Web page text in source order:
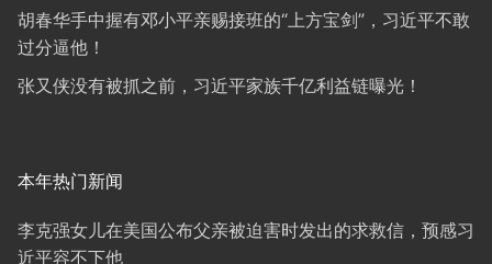
胡春华手中握有邓小平亲赐接班的“上方宝剑”，习近平不敢
过分逼他！
张又侠没有被抓之前，习近平家族千亿利益链曝光！
本年热门新闻
李克强女儿在美国公布父亲被迫害时发出的求救信，预感习
近平容不下他